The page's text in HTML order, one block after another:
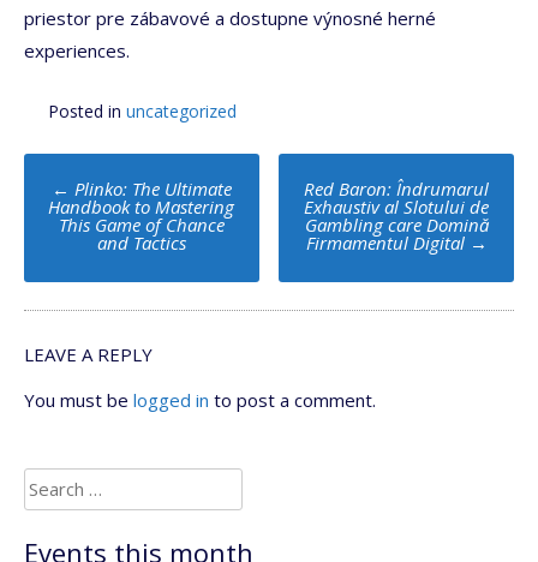
priestor pre zábavové a dostupne výnosné herné
experiences.
Posted in uncategorized
Post
navigation
← Plinko: The Ultimate
Handbook to Mastering
This Game of Chance
and Tactics
Red Baron: Îndrumarul
Exhaustiv al Slotului de
Gambling care Domină
Firmamentul Digital →
LEAVE A REPLY
You must be logged in to post a comment.
Search
for:
Events this month